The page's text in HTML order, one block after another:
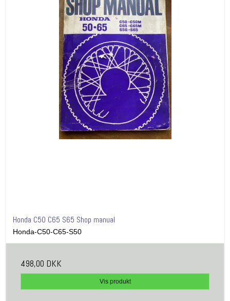
Honda C50 C65 S65 Shop manual
Honda-C50-C65-S50
498,00 DKK
Vis produkt